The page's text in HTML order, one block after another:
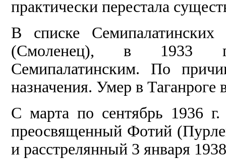
практически перестала
В списке
(Смоленец), в 1933 г.
Семипалатинским. По
назначения. Умер в Таганроге
С марта по сентябрь 1936
преосвященный Фотий
и расстрелянный 3 января